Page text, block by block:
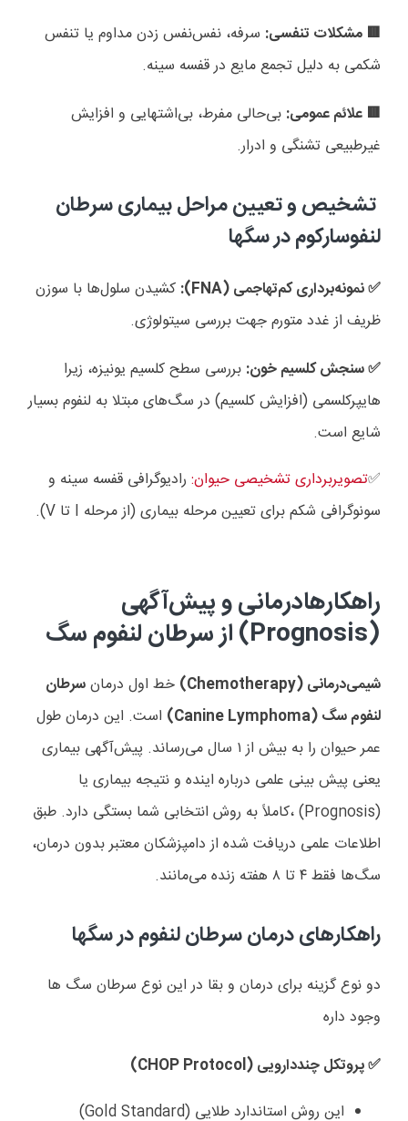
مشکلات تنفسی: سرفه، نفس‌نفس زدن مداوم یا تنفس
شکمی به دلیل تجمع مایع در قفسه سینه.
علائم عمومی: بی‌حالی مفرط، بی‌اشتهایی و افزایش
غیرطبیعی تشنگی و ادرار.
تشخیص و تعیین مراحل بیماری سرطان
لنفوسارکوم در سگها
✅️ نمونه‌برداری کم‌تهاجمی (FNA
): کشیدن سلول‌ها با سوزن
ظریف از غدد متورم جهت بررسی سیتولوژی.
✅️ سنجش کلسیم خون: بررسی سطح کلسیم یونیزه، زیرا
هایپرکلسمی (افزایش کلسیم) در سگ‌های مبتلا به لنفوم بسیار
شایع است.
✅️تصویربرداری تشخیصی حیوان: رادیوگرافی قفسه سینه و
سونوگرافی شکم برای تعیین مرحله بیماری (از مرحله I تا V
).
راهکارهادرمانی و پیش‌آگهی
(
Prognosis) از سرطان لنفوم سگ
شیمی‌درمانی (Chemotherapy
) خط اول درمانسرطان
لنفوم سگ‌ (Canine Lymphoma
) است. این درمان طول
عمر حیوان را به بیش از ۱ سال می‌رساند. پیش‌آگهی بیماری
یعنی پیش بینی علمی درباره اینده و نتیجه بیماری یا
(
Prognosis) ،کاملاً به روش انتخابی شما بستگی دارد. طبق
اطلاعات علمی دریافت شده از دامپزشکان معتبر بدون درمان،
سگ‌ها فقط ۴ تا ۸ هفته زنده می‌مانند.
راهکارهای درمانسرطان لنفوم در سگها
دو نوع گزینه برای درمان و بقا در این نوع سرطان سگ ها
وجود داره
✅️ پروتکل چنددارویی (CHOP Protocol
)
این روش استاندارد طلایی (Gold Standard
)